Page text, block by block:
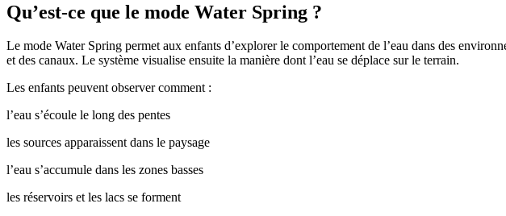
Qu’est-ce que le mode Water Spring ?
Le mode Water Spring permet aux enfants d’explorer le comportement de l’eau dans des
et des canaux. Le système visualise ensuite la manière dont l’eau se déplace sur le terrain.
Les enfants peuvent observer comment :
l’eau s’écoule le long des pentes
les sources apparaissent dans le paysage
l’eau s’accumule dans les zones basses
les réservoirs et les lacs se forment